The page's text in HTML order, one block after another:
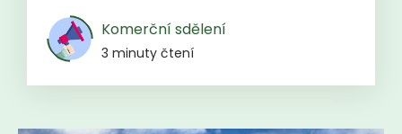
Komerční sdělení
3 minuty čtení